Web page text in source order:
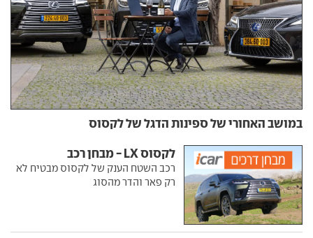
במושב האחורי של ספינות הדגל של לקסוס
לקסוס LX - מבחן רכב
רכב השטח הענק של לקסוס מבטיח לא
רק פאר והדר מהסוג